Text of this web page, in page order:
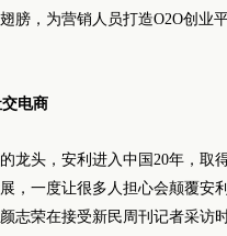
膀，为营销人员打造O2O创业
电商
头，安利进入中国20年，取
，一度让很多人担心会颠覆安
荣在接受新民周刊记者采访